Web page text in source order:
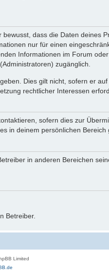
dass die Daten deines
nur für einen
Informationen im Forum
zugänglich.
Dies gilt nicht, sofern er
rechtlicher Interessen
sofern dies zur
in deinem persönlichen Bereich
in anderen Bereichen
Betreiber.
Limited